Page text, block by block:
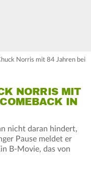
Norris mit 84 Jahren bei
NORRIS MIT
IN
nicht daran hindert,
Pause meldet er
B-Movie, das von